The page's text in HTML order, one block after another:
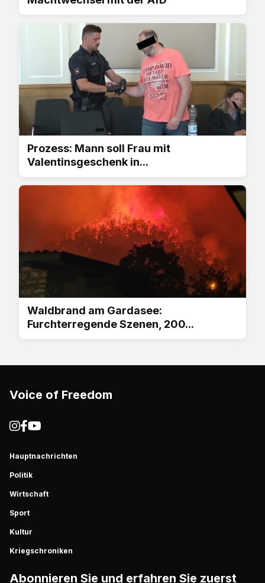
Prozess: Mann soll Frau mit
Valentinsgeschenk in...
Waldbrand am Gardasee:
Furchterregende Szenen, 200...
Voice of Freedom
Hauptnachrichten
Politik
Wirtschaft
Sport
Kultur
Kriegschroniken
Abonnieren Sie und erfahren Sie zuerst